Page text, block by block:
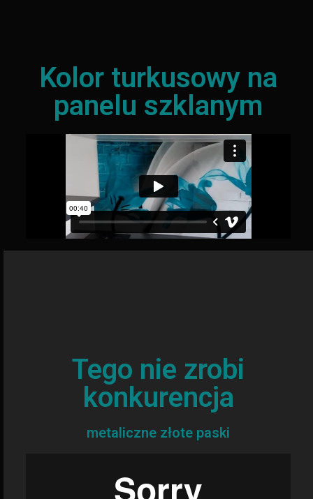
Kolor turkusowy na
panelu szklanym
Tego nie zrobi
konkurencja
metaliczne złote paski